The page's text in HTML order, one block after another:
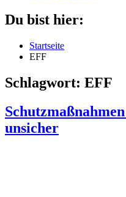
Du bist hier:
Startseite
EFF
Schlagwort: EFF
unsicher